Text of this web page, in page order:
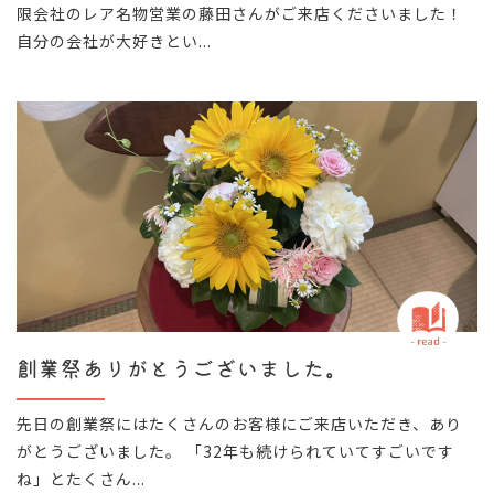
限会社のレア名物営業の藤田さんがご来店くださいました！
自分の会社が大好きとい...
創業祭ありがとうございました。
先日の創業祭にはたくさんのお客様にご来店いただき、あり
がとうございました。 「32年も続けられていてすごいです
ね」とたくさん...